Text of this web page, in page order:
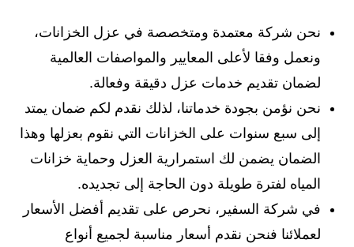
نحن شركة معتمدة ومتخصصة في عزل الخزانات،
ونعمل وفقا لأعلى المعايير والمواصفات العالمية
لضمان تقديم خدمات عزل دقيقة وفعالة.
نحن نؤمن بجودة خدماتنا، لذلك نقدم لكم ضمان يمتد
إلى سبع سنوات على الخزانات التي نقوم بعزلها وهذا
الضمان يضمن لك استمرارية العزل وحماية خزانات
المياه لفترة طويلة دون الحاجة إلى تجديده.
في شركة السفير، نحرص على تقديم أفضل الأسعار
لعملائنا فنحن نقدم أسعار مناسبة لجميع أنواع